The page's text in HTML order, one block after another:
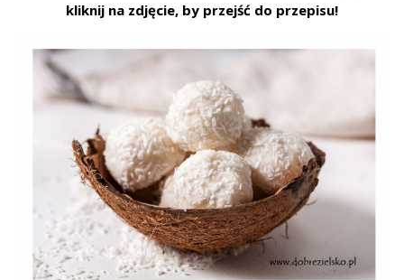
kliknij na zdjęcie, by przejść do przepisu!